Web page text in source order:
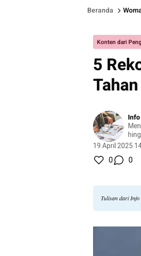
Beranda
Konten dari
5
19 April 2025
0 0
Tulisan dari Info